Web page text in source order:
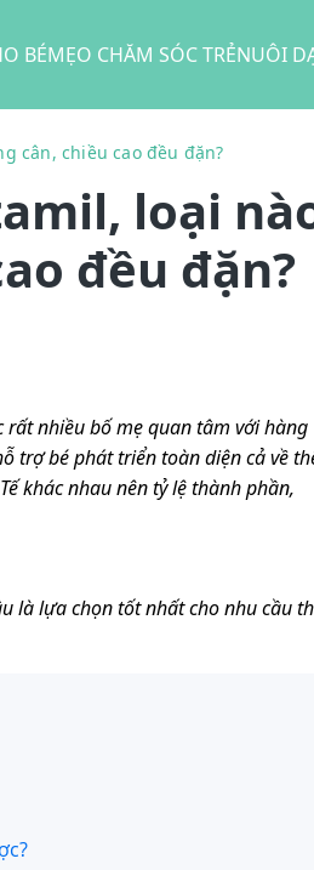
BÉMẸO CHĂM SÓC TRẺNUÔI
cân, chiều cao đều đặn?
loại
đều đặn?
rất nhiều bố mẹ quan tâm với hàng
trợ bé phát triển toàn diện cả về
khác nhau nên tỷ lệ thành phần,
là lựa chọn tốt nhất cho nhu cầu